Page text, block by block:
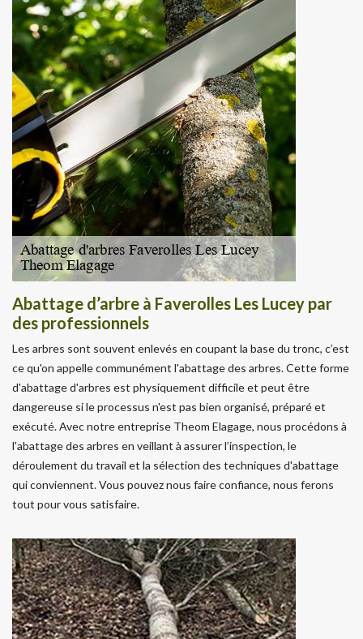
Abattage d’arbre à Faverolles Les Lucey par
des professionnels
Les arbres sont souvent enlevés en coupant la base du tronc, c’est
ce qu'on appelle communément l'abattage des arbres. Cette forme
d'abattage d'arbres est physiquement difficile et peut être
dangereuse si le processus n'est pas bien organisé, préparé et
exécuté. Avec notre entreprise Theom Elagage, nous procédons à
l'abattage des arbres en veillant à assurer l’inspection, le
déroulement du travail et la sélection des techniques d'abattage
qui conviennent. Vous pouvez nous faire confiance, nous ferons
tout pour vous satisfaire.